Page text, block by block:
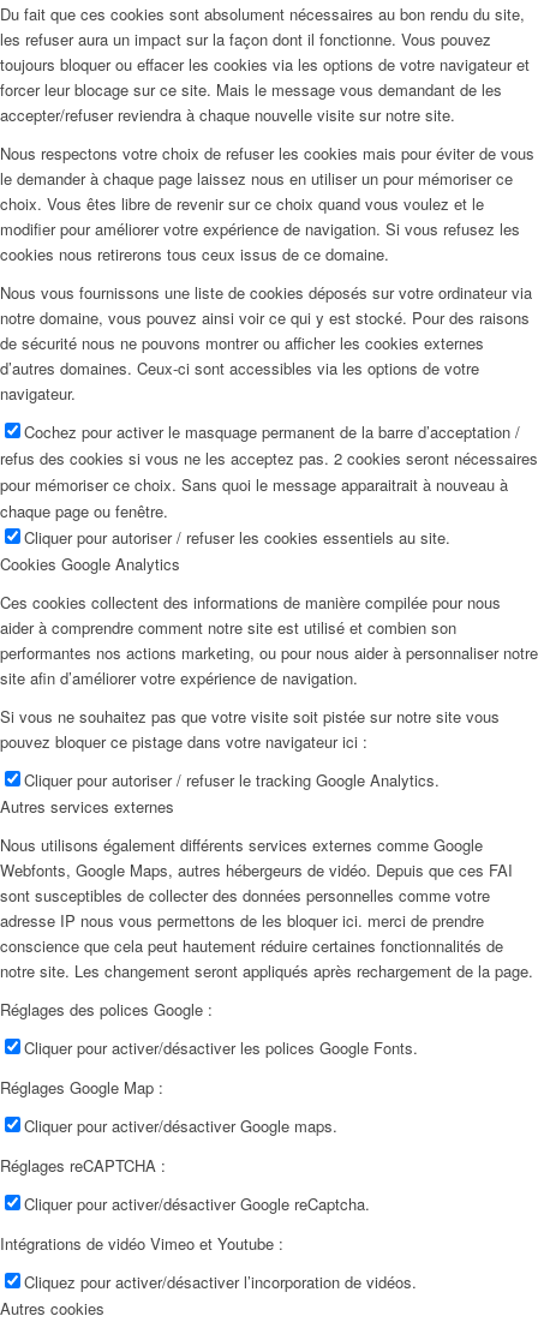
Du fait que ces cookies sont absolument nécessaires au bon rendu du site,
les refuser aura un impact sur la façon dont il fonctionne. Vous pouvez
toujours bloquer ou effacer les cookies via les options de votre navigateur et
forcer leur blocage sur ce site. Mais le message vous demandant de les
accepter/refuser reviendra à chaque nouvelle visite sur notre site.
Nous respectons votre choix de refuser les cookies mais pour éviter de vous
le demander à chaque page laissez nous en utiliser un pour mémoriser ce
choix. Vous êtes libre de revenir sur ce choix quand vous voulez et le
modifier pour améliorer votre expérience de navigation. Si vous refusez les
cookies nous retirerons tous ceux issus de ce domaine.
Nous vous fournissons une liste de cookies déposés sur votre ordinateur via
notre domaine, vous pouvez ainsi voir ce qui y est stocké. Pour des raisons
de sécurité nous ne pouvons montrer ou afficher les cookies externes
d’autres domaines. Ceux-ci sont accessibles via les options de votre
navigateur.
Cochez pour activer le masquage permanent de la barre d’acceptation /
refus des cookies si vous ne les acceptez pas. 2 cookies seront nécessaires
pour mémoriser ce choix. Sans quoi le message apparaitrait à nouveau à
chaque page ou fenêtre.
Cliquer pour autoriser / refuser les cookies essentiels au site.
Cookies Google Analytics
Ces cookies collectent des informations de manière compilée pour nous
aider à comprendre comment notre site est utilisé et combien son
performantes nos actions marketing, ou pour nous aider à personnaliser notre
site afin d’améliorer votre expérience de navigation.
Si vous ne souhaitez pas que votre visite soit pistée sur notre site vous
pouvez bloquer ce pistage dans votre navigateur ici :
Cliquer pour autoriser / refuser le tracking Google Analytics.
Autres services externes
Nous utilisons également différents services externes comme Google
Webfonts, Google Maps, autres hébergeurs de vidéo. Depuis que ces FAI
sont susceptibles de collecter des données personnelles comme votre
adresse IP nous vous permettons de les bloquer ici. merci de prendre
conscience que cela peut hautement réduire certaines fonctionnalités de
notre site. Les changement seront appliqués après rechargement de la page.
Réglages des polices Google :
Cliquer pour activer/désactiver les polices Google Fonts.
Réglages Google Map :
Cliquer pour activer/désactiver Google maps.
Réglages reCAPTCHA :
Cliquer pour activer/désactiver Google reCaptcha.
Intégrations de vidéo Vimeo et Youtube :
Cliquez pour activer/désactiver l’incorporation de vidéos.
Autres cookies